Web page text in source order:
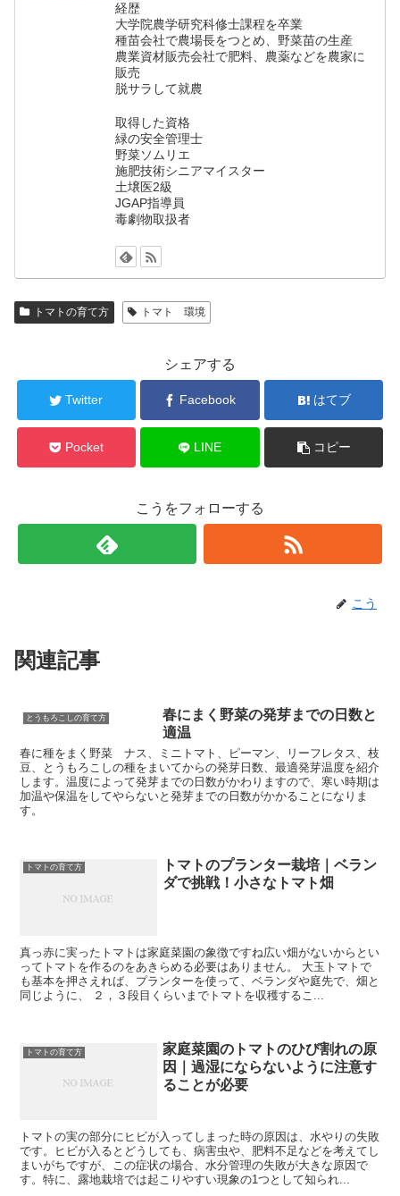
経歴
大学院農学研究科修士課程を卒業
種苗会社で農場長をつとめ、野菜苗の生産
農業資材販売会社で肥料、農薬などを農家に
販売
脱サラして就農
取得した資格
緑の安全管理士
野菜ソムリエ
施肥技術シニアマイスター
土壌医2級
JGAP指導員
毒劇物取扱者
トマトの育て方 トマト 環境
シェアする
Twitter Facebook はてブ
Pocket LINE コピー
こうをフォローする
こう
関連記事
とうもろこしの育て方
春にまく野菜の発芽までの日数と
適温
春に種をまく野菜 ナス、ミニトマト、ピーマン、リーフレタス、枝
豆、とうもろこしの種をまいてからの発芽日数、最適発芽温度を紹介
します。温度によって発芽までの日数がかわりますので、寒い時期は
加温や保温をしてやらないと発芽までの日数がかかることになりま
す。
トマトの育て方
トマトのプランター栽培｜ベラン
ダで挑戦！小さなトマト畑
真っ赤に実ったトマトは家庭菜園の象徴ですね広い畑がないからとい
ってトマトを作るのをあきらめる必要はありません。 大玉トマトで
も基本を押さえれば、プランターを使って、ベランダや庭先で、畑と
同じように、 ２，３段目くらいまでトマトを収穫するこ...
トマトの育て方
家庭菜園のトマトのひび割れの原
因｜過湿にならないように注意す
ることが必要
トマトの実の部分にヒビが入ってしまった時の原因は、水やりの失敗
です。ヒビが入るとどうしても、病害虫や、肥料不足などを考えてし
まいがちですが、この症状の場合、水分管理の失敗が大きな原因で
す。特に、露地栽培では起こりやすい現象の1つとして知られ...